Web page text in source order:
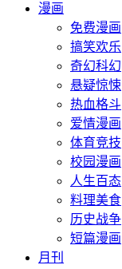
漫画
免费漫画
搞笑欢乐
奇幻科幻
悬疑惊悚
热血格斗
爱情漫画
体育竞技
校园漫画
人生百态
料理美食
历史战争
短篇漫画
月刊